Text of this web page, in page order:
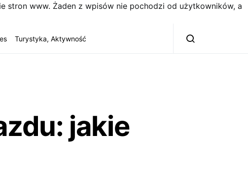
stron www. Żaden z wpisów nie pochodzi od użytkowników, a
Turystyka, Aktywność
jakie